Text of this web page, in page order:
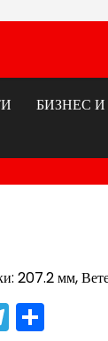
БИЗНЕС
207.2 мм,